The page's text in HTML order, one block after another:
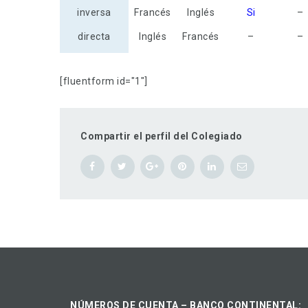
inversa Francés Inglés Si –
directa Inglés Francés – –
[fluentform id="1"]
Compartir el perfil del Colegiado
NÚMEROS DE CUENTA – BANCO CONTINENTAL: